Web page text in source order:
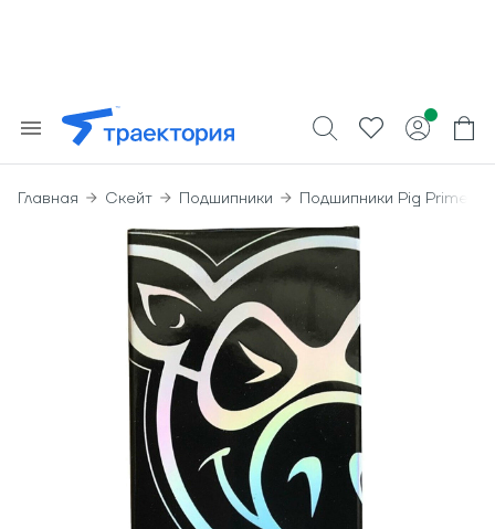
Главная Скейт Подшипники Подшипники Pig Prime